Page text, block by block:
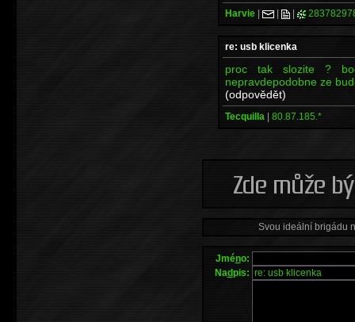
Harvie | | |
re: usb klicenka
proc tak slozite ?
nepravdepodobne ze
(odpovědět)
Tecquilla | 80.87.185.*
Svou ideální brigádu
Jméno:
Nadpis: